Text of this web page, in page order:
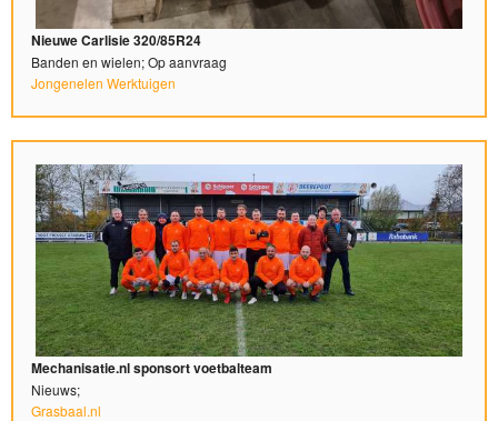
Nieuwe Carlisie 320/85R24
Banden en wielen; Op aanvraag
Jongenelen Werktuigen
Mechanisatie.nl sponsort voetbalteam
Nieuws;
Grasbaal.nl